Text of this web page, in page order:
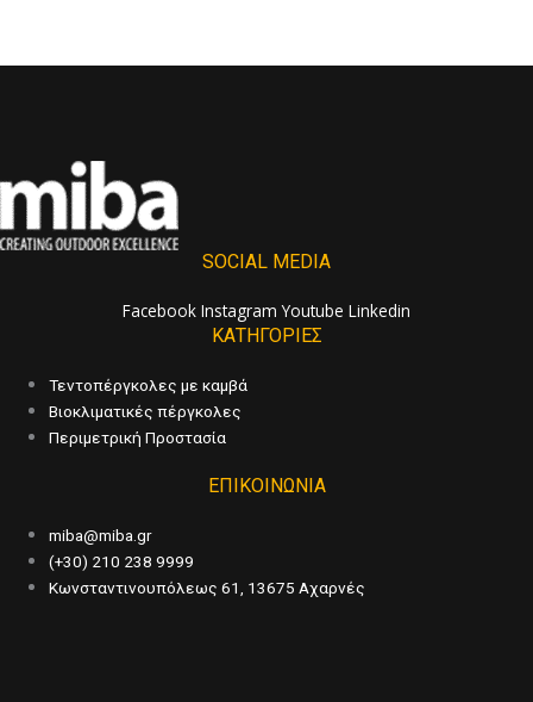
SOCIAL MEDIA
Facebook Instagram Youtube Linkedin
ΚΑΤΗΓΟΡΙΕΣ
Τεντοπέργκολες με καμβά
Βιοκλιματικές πέργκολες
Περιμετρική Προστασία
ΕΠΙΚΟΙΝΩΝΙΑ
miba@miba.gr
(+30) 210 238 9999
Κωνσταντινουπόλεως 61, 13675 Αχαρνές